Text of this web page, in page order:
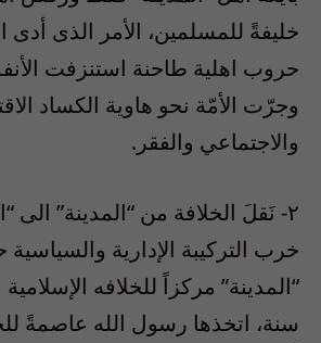
خليفةً للمسلمين، الأمر الذى أدى
حروب اهلية طاحنة استنزفت
وجرّت الأمّة نحو هاوية الكساد
والاجتماعي والفقر.
٢- نَقلَ الخلافة من “المدينة” الى
خرب التركيبة الإدارية
سنة، اتخذها رسول الله عاصمةً